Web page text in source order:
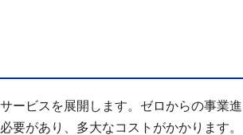
ービスを展開します。ゼロからの事業進
要があり、多大なコストがかかります。